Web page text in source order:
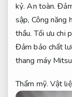
kỷ.An toàn.
sập, Công năng
thầu. Tối ưu chi
Đảm bảo chất
thang máy
Thẩm mỹ. Vật